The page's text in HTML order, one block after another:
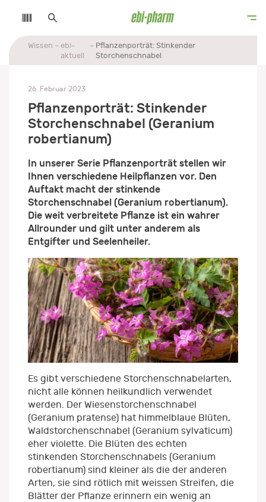
Wissen
ebi-
aktuell
Pflanzenporträt: Stinkender
Storchenschnabel
26. Februar 2023
Pflanzenporträt: Stinkender
Storchenschnabel (Geranium
robertianum)
In unserer Serie Pflanzenporträt stellen wir
Ihnen verschiedene Heilpflanzen vor. Den
Auftakt macht der stinkende
Storchenschnabel (Geranium robertianum).
Die weit verbreitete Pflanze ist ein wahrer
Allrounder und gilt unter anderem als
Entgifter und Seelenheiler.
Es gibt verschiedene Storchenschnabelarten,
nicht alle können heilkundlich verwendet
werden. Der Wiesenstorchenschnabel
(Geranium pratense) hat himmelblaue Blüten,
Waldstorchenschnabel (Geranium sylvaticum)
eher violette. Die Blüten des echten
stinkenden Storchenschnabels (Geranium
robertianum) sind kleiner als die der anderen
Arten, sie sind rötlich mit weissen Streifen, die
Blätter der Pflanze erinnern ein wenig an